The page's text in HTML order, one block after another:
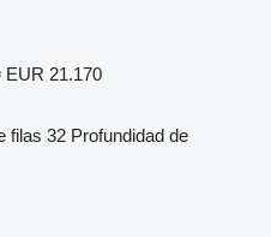
EUR 21.170
filas 32 Profundidad de